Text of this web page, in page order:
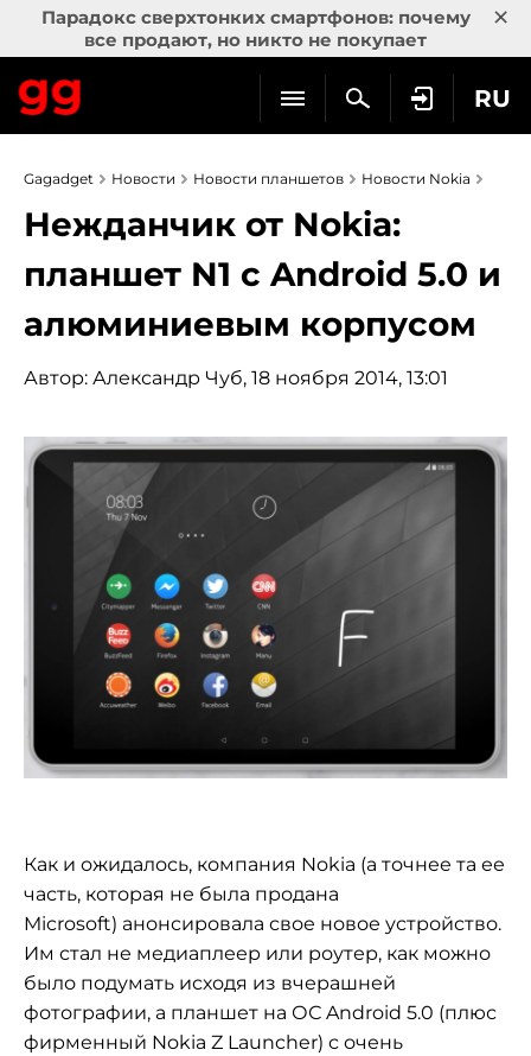
Парадокс сверхтонких смартфонов: почему
все продают, но никто не покупает
×
RU
Gagadget Новости Новости планшетов Новости Nokia
Нежданчик от Nokia:
планшет N1 с Android 5.0 и
алюминиевым корпусом
Автор: Александр Чуб, 18 ноября 2014, 13:01
Как и ожидалось, компания Nokia (а точнее та ее
часть, которая не была продана
Microsoft) анонсировала свое новое устройство.
Им стал не медиаплеер или роутер, как можно
было подумать исходя из вчерашней
фотографии, а планшет на ОС Android 5.0 (плюс
фирменный Nokia Z Launcher) с очень